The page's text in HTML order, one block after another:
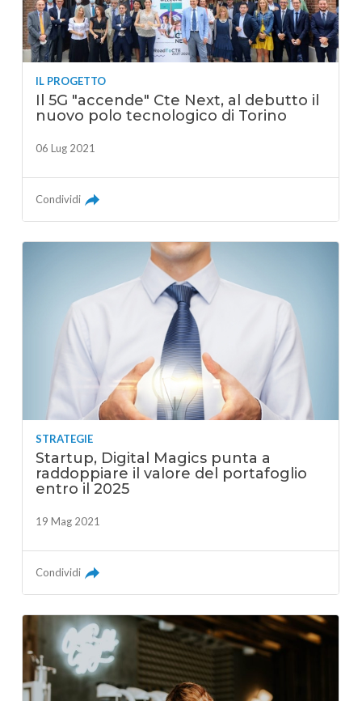
IL PROGETTO
Il 5G "accende" Cte Next, al debutto il
nuovo polo tecnologico di Torino
06 Lug 2021
Condividi
STRATEGIE
Startup, Digital Magics punta a
raddoppiare il valore del portafoglio
entro il 2025
19 Mag 2021
Condividi